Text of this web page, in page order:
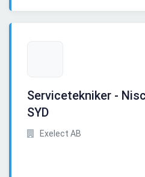
Servicetekniker -
SYD
Exelect AB